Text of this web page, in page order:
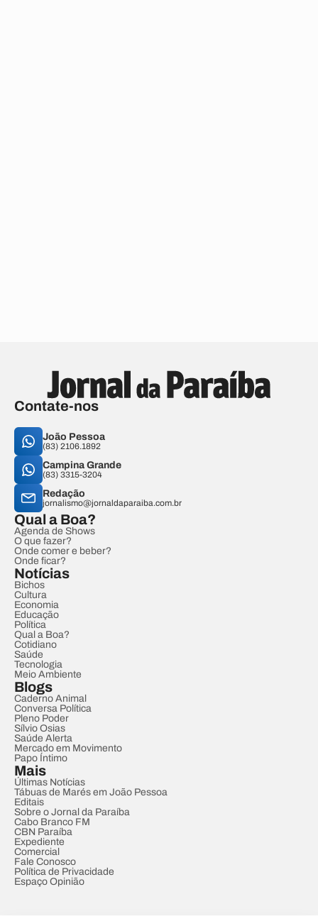
Contate-nos
João Pessoa
(83) 2106.1892
Campina Grande
(83) 3315-3204
Redação
jornalismo@jornaldaparaiba.com.br
Qual a Boa?
Agenda de Shows
O que fazer?
Onde comer e beber?
Onde ficar?
Notícias
Bichos
Cultura
Economia
Educação
Política
Qual a Boa?
Cotidiano
Saúde
Tecnologia
Meio Ambiente
Blogs
Caderno Animal
Conversa Política
Pleno Poder
Sílvio Osias
Saúde Alerta
Mercado em Movimento
Papo Íntimo
Mais
Últimas Notícias
Tábuas de Marés em João Pessoa
Editais
Sobre o Jornal da Paraíba
Cabo Branco FM
CBN Paraíba
Expediente
Comercial
Fale Conosco
Política de Privacidade
Espaço Opinião